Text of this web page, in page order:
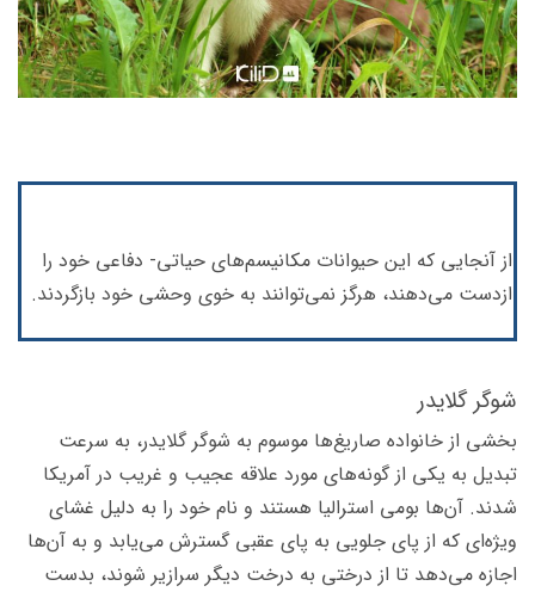
از آنجایی که این حیوانات مکانیسم‌های حیاتی- دفاعی خود را
ازدست می‌دهند، هرگز نمی‌توانند به خوی وحشی خود بازگردند.
شوگر گلایدر
بخشی از خانواده صاریغ‌ها موسوم به شوگر گلایدر، به سرعت
تبدیل به یکی از گونه‌های مورد علاقه عجیب و غریب در آمریکا
شدند. آن‌ها بومی استرالیا هستند و نام خود را به دلیل غشای
ویژه‌ای که از پای جلویی به پای عقبی گسترش می‌یابد و به آن‌ها
اجازه می‌دهد تا از درختی به درخت دیگر سرازیر شوند، بدست